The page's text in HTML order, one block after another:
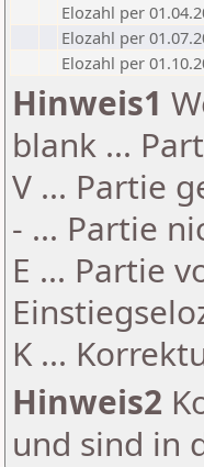
Elozahl per
Elozahl per
Elozahl per
Hinweis1
blank ...
V ... Partie
- ... Partie
E ... Partie
K ...
Hinweis2
und sind in